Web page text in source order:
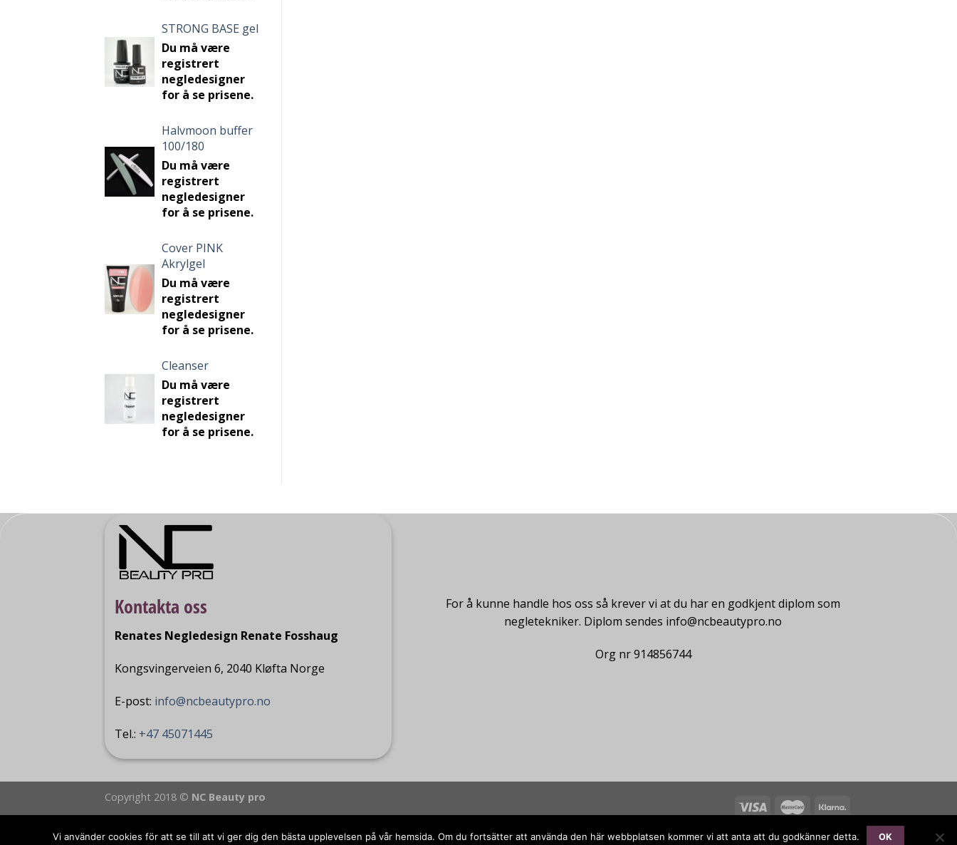
STRONG BASE gel
Du må være
registrert
negledesigner
for å se prisene.
Halvmoon buffer
100/180
Du må være
registrert
negledesigner
for å se prisene.
Cover PINK
Akrylgel
Du må være
registrert
negledesigner
for å se prisene.
Cleanser
Du må være
registrert
negledesigner
for å se prisene.
Kontakta oss
Renates Negledesign Renate Fosshaug
Kongsvingerveien 6, 2040 Kløfta Norge
E-post: info@ncbeautypro.no
Tel.: +47 45071445
For å kunne handle hos oss så krever vi at du har en godkjent diplom som
negletekniker. Diplom sendes info@ncbeautypro.no
Org nr 914856744
Copyright 2018 © NC Beauty pro
Vi använder cookies för att se till att vi ger dig den bästa upplevelsen på vår hemsida. Om du fortsätter att använda den här webbplatsen kommer vi att anta att du godkänner detta. OK